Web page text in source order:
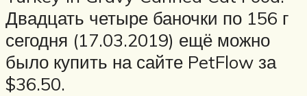
Двадцать четыре баночки по 156 г
сегодня (17.03.2019) ещё можно
было купить на сайте PetFlow за
$36.50.